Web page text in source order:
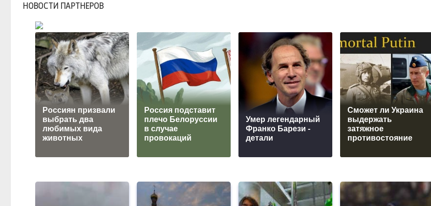
НОВОСТИ ПАРТНЕРОВ
Россиян призвали
выбрать два
любимых вида
животных
Россия подставит
плечо Белоруссии
в случае
провокаций
Умер легендарный
Франко Барези -
детали
Сможет ли Украина
выдержать
затяжное
противостояние